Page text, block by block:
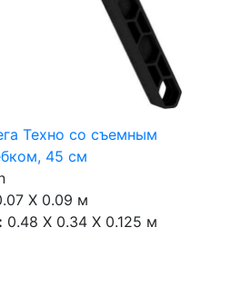
Техно со съемным
45 см
X 0.09 м
0.48 X 0.34 X 0.125 м